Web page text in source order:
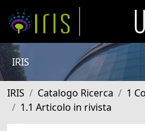
IRIS
IRIS Catalogo Ricerca
1
1.1 Articolo in rivista